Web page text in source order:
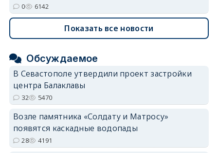
0 6142
Показать все новости
Обсуждаемое
В Севастополе утвердили проект застройки
центра Балаклавы
32 5470
Возле памятника «Солдату и Матросу»
появятся каскадные водопады
28 4191